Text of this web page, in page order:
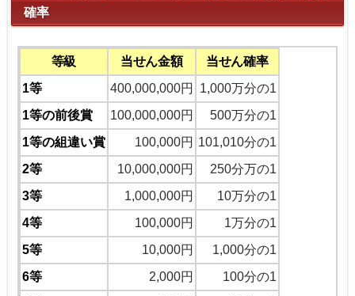
確率
等級 当せん金額
当せん確率
1等
400,000,000円
1,000万分の1
1等の前後賞
100,000,000円
500万分の1
1等の組違い賞
100,000円 101,010分の1
2等
10,000,000円
250分万の1
3等
1,000,000円
10万分の1
4等
100,000円
1万分の1
5等
10,000円
1,000分の1
6等
2,000円
100分の1